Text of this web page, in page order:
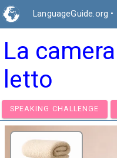
LanguageGuide.org •
La
letto
SPEAKING CHALLENGE